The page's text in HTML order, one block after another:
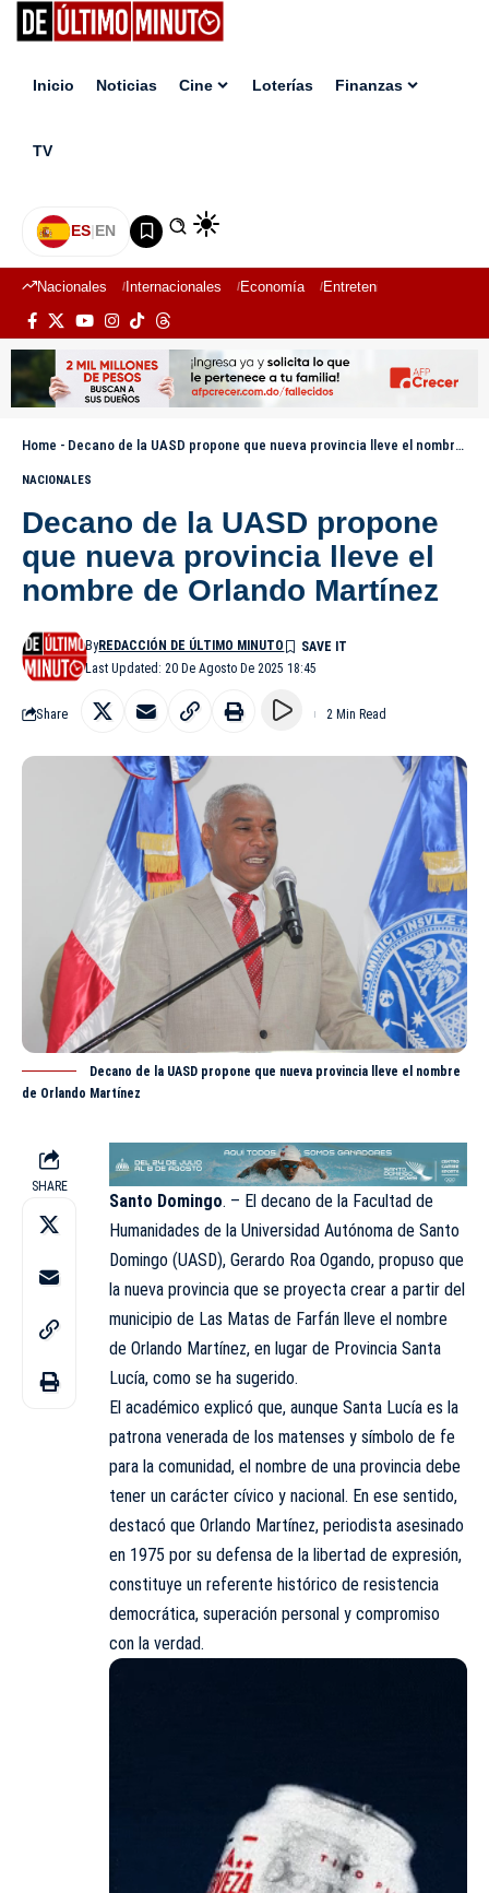
Inicio Noticias Cine Loterías Finanzas
TV
ES|EN
Nacionales Internacionales Economía Entretenimiento
Home - Decano de la UASD propone que nueva provincia lleve el nombre de Orlando Martínez
NACIONALES
Decano de la UASD propone
que nueva provincia lleve el
nombre de Orlando Martínez
Last Updated: 20 De Agosto De 2025 18:45
ByREDACCIÓN DE ÚLTIMO MINUTO
Share 2 Min Read
Decano de la UASD propone que nueva provincia lleve el nombre
de Orlando Martínez
SHARE
Santo Domingo. – El decano de la Facultad de
Humanidades de la Universidad Autónoma de Santo
Domingo (UASD), Gerardo Roa Ogando, propuso que
la nueva provincia que se proyecta crear a partir del
municipio de Las Matas de Farfán lleve el nombre
de Orlando Martínez, en lugar de Provincia Santa
Lucía, como se ha sugerido.
El académico explicó que, aunque Santa Lucía es la
patrona venerada de los matenses y símbolo de fe
para la comunidad, el nombre de una provincia debe
tener un carácter cívico y nacional. En ese sentido,
destacó que Orlando Martínez, periodista asesinado
en 1975 por su defensa de la libertad de expresión,
constituye un referente histórico de resistencia
democrática, superación personal y compromiso
con la verdad.